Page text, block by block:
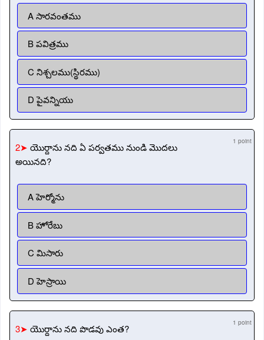
A సారవంతము
B పవిత్రము
C నిశ్చలము(స్థిరము)
D పైవన్నియు
2➤ యొర్దాను నది ఏ పర్వతము నుండి మొదలు
అయినది?
1 point
A హెర్మోను
B హోరేబు
C మిసారు
D హెస్రాయి
3➤ యొర్దాను నది పొడవు ఎంత? 1 point